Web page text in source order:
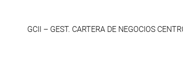
GCII – GEST. CARTERA DE NEGOCIOS